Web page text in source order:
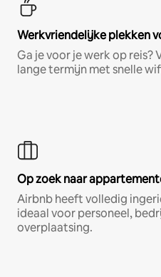
Werkvriendelijke plekken
Ga je voor je werk op reis?
lange termijn met snelle
Op zoek naar
Airbnb heeft volledig
ideaal voor personeel,
overplaatsing.